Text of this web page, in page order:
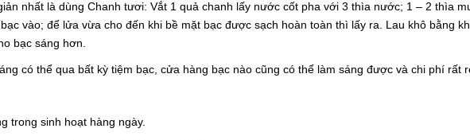
nhất là dùng Chanh tươi: Vắt 1 quả chanh lấy nước cốt pha với 3 thìa nước; 1 – 2 thìa
vào; để lửa vừa cho đến khi bề mặt bạc được sạch hoàn toàn thì lấy ra. Lau khô bằng
bạc sáng hơn.
có thể qua bất kỳ tiệm bạc, cửa hàng bạc nào cũng có thể làm sáng được và chi phí rất
trong sinh hoạt hàng ngày.